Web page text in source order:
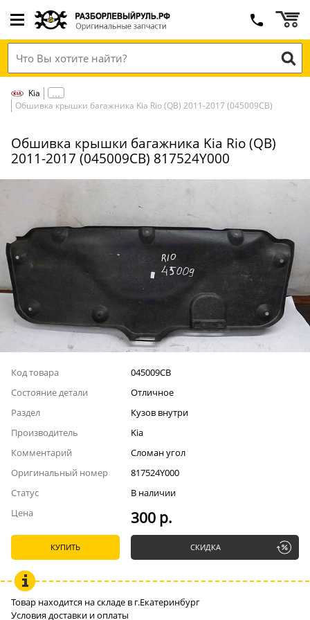
Kia
Обшивка крышки багажника Kia Rio (QB) 2011-2017 (045009СВ)
Обшивка крышки багажника Kia Rio (QB)
2011-2017 (045009СВ) 817524Y000
Код товара
045009СВ
Состояние детали
Отличное
Раздел
Кузов внутри
Производитель
Kia
Комментарий
Сломан угол
Оригинальный номер
817524Y000
Статус
В наличии
Цена
300 р.
КУПИТЬ СКИДКА
Товар находится на складе в г.Екатеринбург
Условия доставки и оплаты